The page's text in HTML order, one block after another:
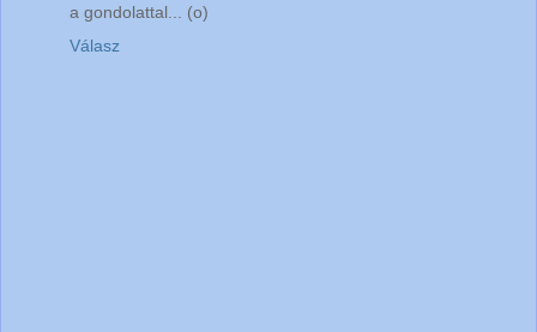
a gondolattal... (o)
Válasz